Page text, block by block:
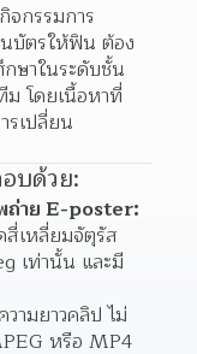
จกรรมการ
นบัตรให้ฟิน ต้อง
ษาในระดับชั้น
ม โดยเนื้อหาที่
รเปลี่ยน
บด้วย:
าย E-poster:
สี่เหลี่ยมจัตุรัส
เท่านั้น และมี
วามยาวคลิป ไม่
หรือ MP4